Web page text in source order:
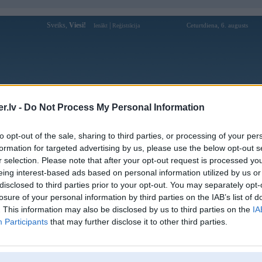
- Do Not Process My Personal Information
opt-out of the sale, sharing to third parties, or processing of your
for targeted advertising by us, please use the below opt-out
selection. Please note that after your opt-out request is processed
interest-based ads based on personal information utilized by us
to third parties prior to your opt-out. You may separately
of your personal information by third parties on the IAB’s list of
This information may also be disclosed by us to third parties on the
Participants that may further disclose it to other third parties.
Sveiks, Viesi! Ienākt Reģistrācija Ceturtdiena, 6. augusts
Forums Galerijas Reģistrācija Lietotāji
Lietotāja hubetprof profils
Lietotājvārds:
hubetprof
Nodarbošanās:
Hubet prof
Ziņojumi forumā:
0
[Pēdējie ziņojumi forumā]